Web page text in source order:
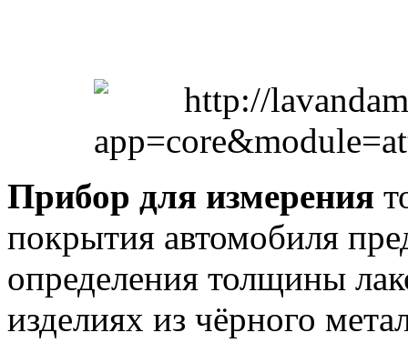
Прибор для измерения
покрытия автомобиля
определения толщины
изделиях из чёрного